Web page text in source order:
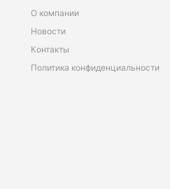
О компании
Новости
Контакты
Политика конфиденциальности